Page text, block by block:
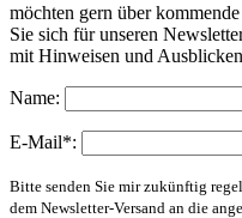
möchten gern über
Sie sich für unseren
mit Hinweisen und
Name:
E-Mail*:
Bitte senden Sie mir zukünftig
dem Newsletter-Versand an die